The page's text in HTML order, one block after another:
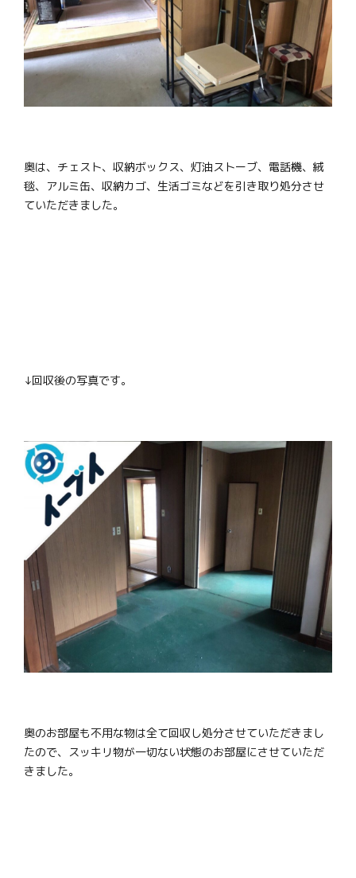
奥は、チェスト、収納ボックス、灯油ストーブ、電話機、絨
毯、アルミ缶、収納カゴ、生活ゴミなどを引き取り処分させ
ていただきました。
↓回収後の写真です。
奥のお部屋も不用な物は全て回収し処分させていただきまし
たので、スッキリ物が一切ない状態のお部屋にさせていただ
きました。